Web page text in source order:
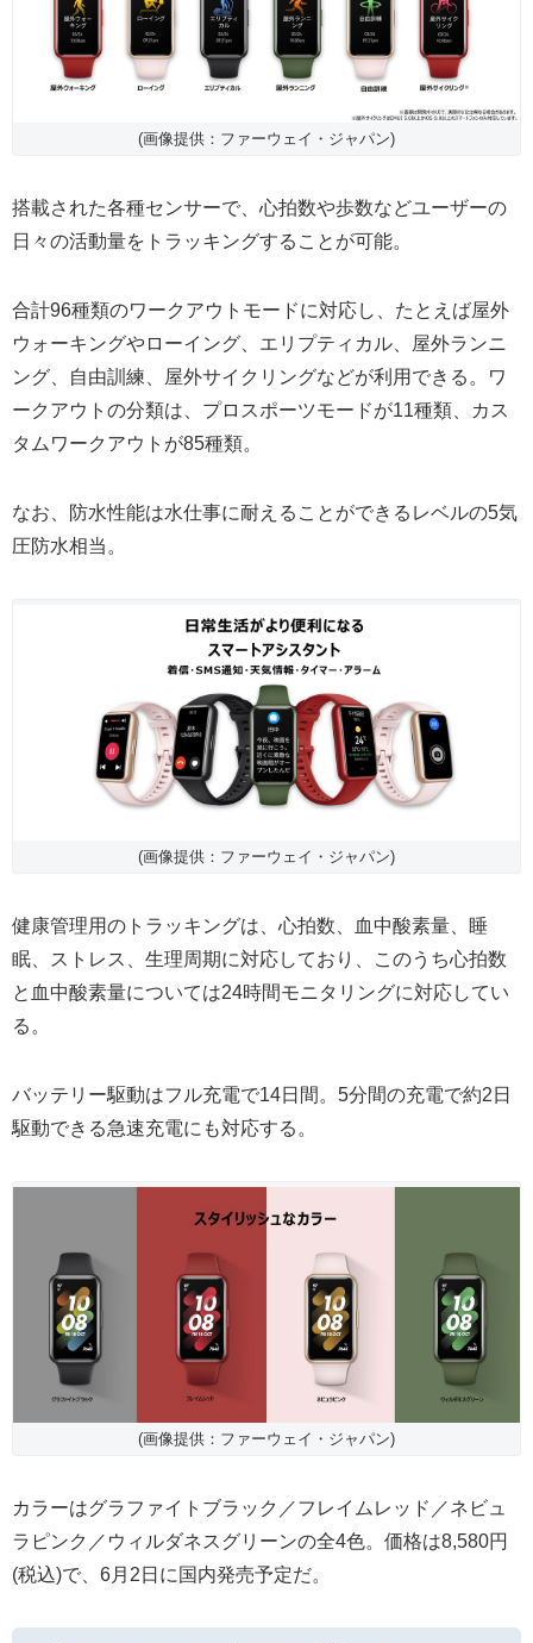
(画像提供：ファーウェイ・ジャパン)
搭載された各種センサーで、心拍数や歩数などユーザーの
日々の活動量をトラッキングすることが可能。
合計96種類のワークアウトモードに対応し、たとえば屋外
ウォーキングやローイング、エリプティカル、屋外ランニ
ング、自由訓練、屋外サイクリングなどが利用できる。ワ
ークアウトの分類は、プロスポーツモードが11種類、カス
タムワークアウトが85種類。
なお、防水性能は水仕事に耐えることができるレベルの5気
圧防水相当。
(画像提供：ファーウェイ・ジャパン)
健康管理用のトラッキングは、心拍数、血中酸素量、睡
眠、ストレス、生理周期に対応しており、このうち心拍数
と血中酸素量については24時間モニタリングに対応してい
る。
バッテリー駆動はフル充電で14日間。5分間の充電で約2日
駆動できる急速充電にも対応する。
(画像提供：ファーウェイ・ジャパン)
カラーはグラファイトブラック／フレイムレッド／ネビュ
ラピンク／ウィルダネスグリーンの全4色。価格は8,580円
(税込)で、6月2日に国内発売予定だ。